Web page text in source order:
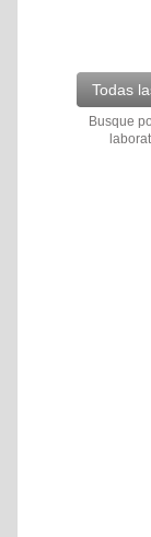
Todas
Busque